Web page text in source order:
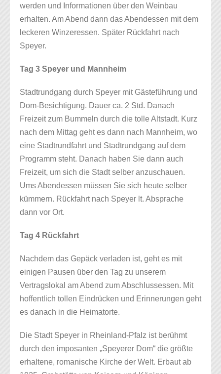
werden und Informationen über den Weinbau
erhalten. Am Abend dann das Abendessen mit dem
leckeren Winzeressen. Später Rückfahrt nach
Speyer.
Tag 3 Speyer und Mannheim
Stadtrundgang durch Speyer mit Gästeführung und
Dom-Besichtigung. Dauer ca. 2 Std. Danach
Freizeit zum Bummeln durch die tolle Altstadt. Kurz
nach dem Mittag geht es dann nach Mannheim, wo
eine Stadtrundfahrt und Stadtrundgang auf dem
Programm steht. Danach haben Sie dann auch
Freizeit, um sich die Stadt selber anzuschauen.
Ums Abendessen müssen Sie sich heute selber
kümmern. Rückfahrt nach Speyer lt. Absprache
dann vor Ort.
Tag 4 Rückfahrt
Nachdem das Gepäck verladen ist, geht es mit
einigen Pausen über den Tag zu unserem
Vertragslokal am Abend zum Abschlussessen. Mit
hoffentlich tollen Eindrücken und Erinnerungen geht
es danach in die Heimatorte.
Die Stadt Speyer in Rheinland-Pfalz ist berühmt
durch den imposanten „Speyerer Dom“ die größte
erhaltene, romanische Kirche der Welt. Erbaut ab